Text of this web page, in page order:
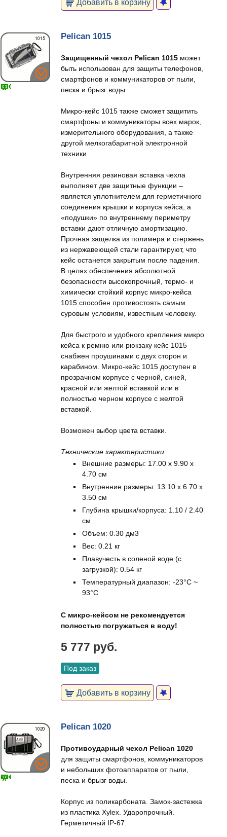
Добавить в корзину
Pelican 1015
Защищенный чехол Pelican 1015 может
быть использован для защиты телефонов,
смартфонов и коммуникаторов от пыли,
песка и брызг воды.
Микро-кейс 1015 также сможет защитить
смартфоны и коммуникаторы всех марок,
измерительного оборудования, а также
другой мелкогабаритной электронной
техники
Внутренняя резиновая вставка чехла
выполняет две защитные функции –
является уплотнителем для герметичного
соединения крышки и корпуса кейса, а
«подушки» по внутреннему периметру
вставки дают отличную амортизацию.
Прочная защелка из полимера и стержень
из нержавеющей стали гарантируют, что
кейс останется закрытым после падения.
В целях обеспечения абсолютной
безопасности высокопрочный, термо- и
химически стойкий корпус микро-кейса
1015 способен противостоять самым
суровым условиям, известным человеку.
Для быстрого и удобного крепления микро
кейса к ремню или рюкзаку кейс 1015
снабжен проушинами с двух сторон и
карабином. Микро-кейс 1015 доступен в
прозрачном корпусе с черной, синей,
красной или желтой вставкой или в
полностью черном корпусе с желтой
вставкой.
Возможен выбор цвета вставки.
Технические характеристики:
Внешние размеры: 17.00 x 9.90 x
4.70 см
Внутренние размеры: 13.10 x 6.70 x
3.50 см
Глубина крышки/корпуса: 1.10 / 2.40
см
Объем: 0.30 дм3
Вес: 0.21 кг
Плавучесть в соленой воде (с
загрузкой): 0.54 кг
Температурный диапазон: -23°C ~
93°C
С микро-кейсом не рекомендуется
полностью погружаться в воду!
5 777 руб.
Под заказ
Добавить в корзину
Pelican 1020
Противоударный чехол Pelican 1020
для защиты смартфонов, коммуникаторов
и небольших фотоаппаратов от пыли,
песка и брызг воды.
Корпус из поликарбоната. Замок-застежка
из пластика Xylex. Ударопрочный.
Герметичный IP-67.